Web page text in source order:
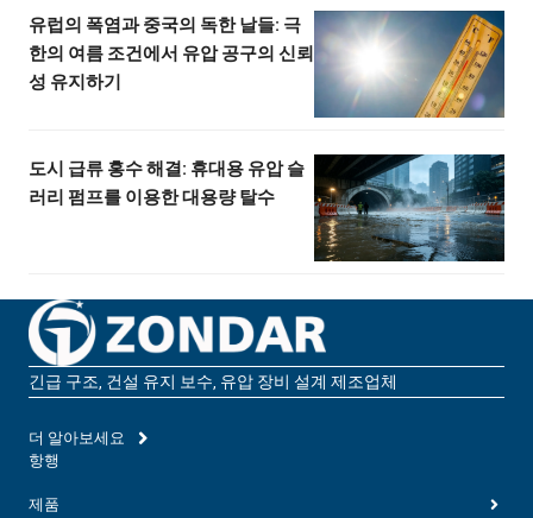
유럽의 폭염과 중국의 독한 날들: 극
한의 여름 조건에서 유압 공구의 신뢰
성 유지하기
도시 급류 홍수 해결: 휴대용 유압 슬
러리 펌프를 이용한 대용량 탈수
긴급 구조, 건설 유지 보수, 유압 장비 설계 제조업체
더 알아보세요
항행
제품